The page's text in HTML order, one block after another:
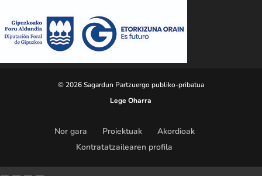
© 2026 Sagardun Partzuergo publiko-pribatua
Lege Oharra
Nor gara Proiektuak
Akordioak
Kontratatzailearen profila